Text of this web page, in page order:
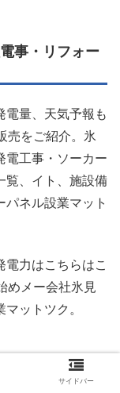
事・リフォー
電量、天気予報も
売をご紹介。氷
電工事・ソーカー
覧、イト、施設備
パネル設業マット
電力はこちらはこ
めメー会社氷見
ットツク。
事・リフォー
サイドバー